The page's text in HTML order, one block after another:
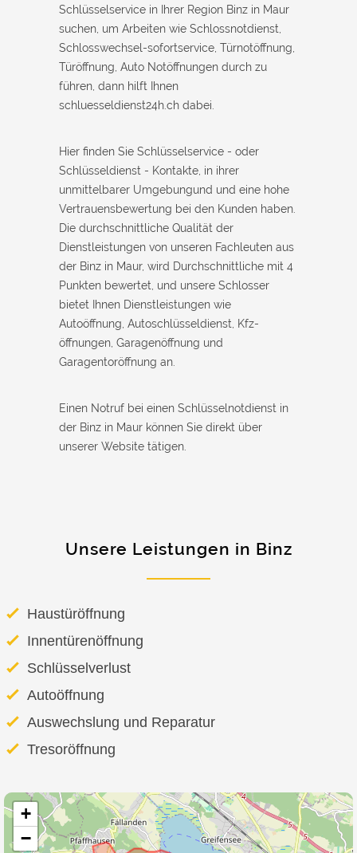
Schlüsselservice in Ihrer Region Binz in Maur
suchen, um Arbeiten wie Schlossnotdienst,
Schlosswechsel-sofortservice, Türnotöffnung,
Türöffnung, Auto Notöffnungen durch zu
führen, dann hilft Ihnen
schluesseldienst24h.ch dabei.
Hier finden Sie Schlüsselservice - oder
Schlüsseldienst - Kontakte, in ihrer
unmittelbarer Umgebungund und eine hohe
Vertrauensbewertung bei den Kunden haben.
Die durchschnittliche Qualität der
Dienstleistungen von unseren Fachleuten aus
der Binz in Maur, wird Durchschnittliche mit 4
Punkten bewertet, und unsere Schlosser
bietet Ihnen Dienstleistungen wie
Autoöffnung, Autoschlüsseldienst, Kfz-
öffnungen, Garagenöffnung und
Garagentoröffnung an.
Einen Notruf bei einen Schlüsselnotdienst in
der Binz in Maur können Sie direkt über
unserer Website tätigen.
Unsere Leistungen in Binz
Haustüröffnung
Innentürenöffnung
Schlüsselverlust
Autoöffnung
Auswechslung und Reparatur
Tresoröffnung
+
−